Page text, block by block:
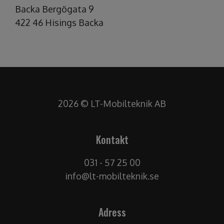
Backa Bergögata 9
422 46 Hisings Backa
2026 © LT-Mobilteknik AB
Kontakt
031 - 57 25 00
info@lt-mobilteknik.se
Adress